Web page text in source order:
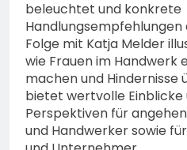
beleuchtet und konkrete
Folge mit Katja Melder
wie Frauen im Handwerk
machen und Hindernisse
bietet wertvolle Einblicke
Perspektiven für
und Handwerker sowie